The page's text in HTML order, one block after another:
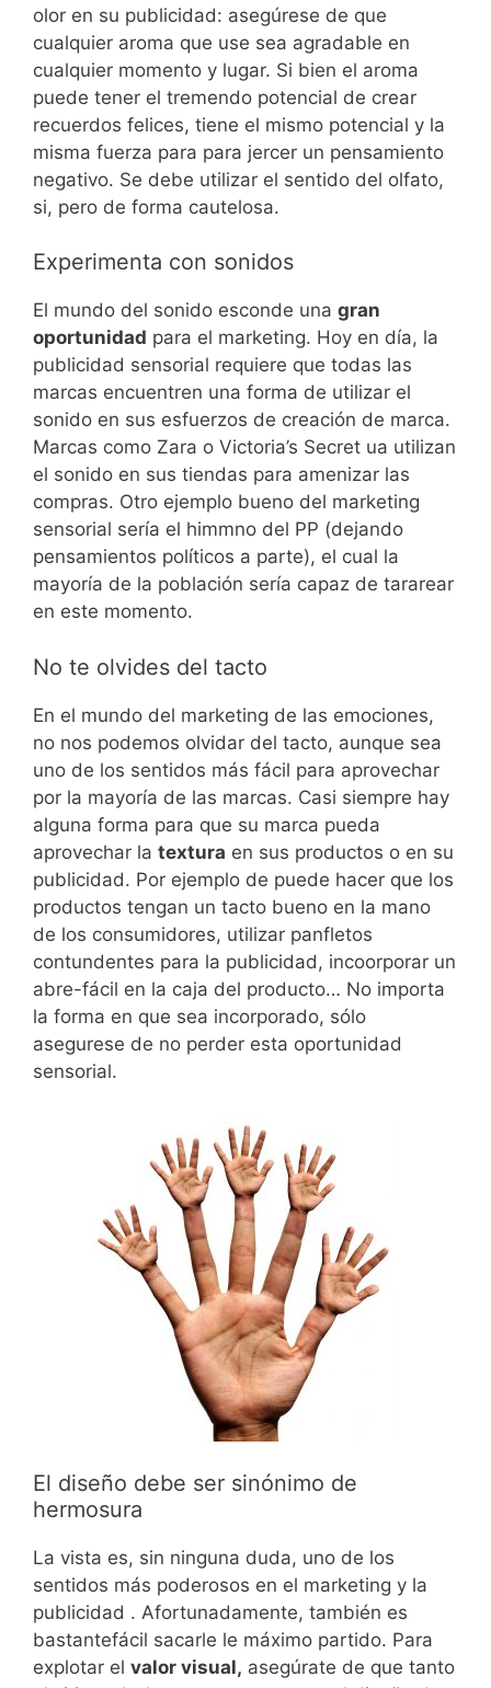
olor en su publicidad: asegúrese de que
cualquier aroma que use sea agradable en
cualquier momento y lugar. Si bien el aroma
puede tener el tremendo potencial de crear
recuerdos felices, tiene el mismo potencial y la
misma fuerza para para jercer un pensamiento
negativo. Se debe utilizar el sentido del olfato,
si, pero de forma cautelosa.
Experimenta con sonidos
El mundo del sonido esconde una gran
oportunidad para el marketing. Hoy en día, la
publicidad sensorial requiere que todas las
marcas encuentren una forma de utilizar el
sonido en sus esfuerzos de creación de marca.
Marcas como Zara o Victoria’s Secret ua utilizan
el sonido en sus tiendas para amenizar las
compras. Otro ejemplo bueno del marketing
sensorial sería el himmno del PP (dejando
pensamientos políticos a parte), el cual la
mayoría de la población sería capaz de tararear
en este momento.
No te olvides del tacto
En el mundo del marketing de las emociones,
no nos podemos olvidar del tacto, aunque sea
uno de los sentidos más fácil para aprovechar
por la mayoría de las marcas. Casi siempre hay
alguna forma para que su marca pueda
aprovechar la textura en sus productos o en su
publicidad. Por ejemplo de puede hacer que los
productos tengan un tacto bueno en la mano
de los consumidores, utilizar panfletos
contundentes para la publicidad, incoorporar un
abre-fácil en la caja del producto… No importa
la forma en que sea incorporado, sólo
asegurese de no perder esta oportunidad
sensorial.
El diseño debe ser sinónimo de
hermosura
La vista es, sin ninguna duda, uno de los
sentidos más poderosos en el marketing y la
publicidad . Afortunadamente, también es
bastantefácil sacarle le máximo partido. Para
explotar el valor visual, asegúrate de que tanto